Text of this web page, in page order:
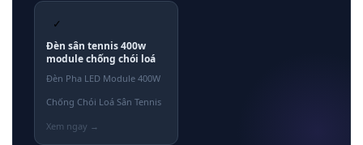
✓
Đèn sân tennis 400w
module chống chói loá
Đèn Pha LED Module 400W
Chống Chói Loá Sân Tennis